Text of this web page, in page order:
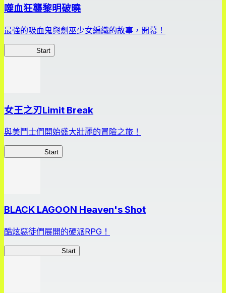
噬血狂襲黎明破曉
最強的吸血鬼與劍巫少女編織的故事，開幕！
Start
女王之刃Limit Break
與美鬥士們開始盛大壯麗的冒險之旅！
Start
BLACK LAGOON Heaven's Shot
酷炫惡徒們展開的硬派RPG！
Start